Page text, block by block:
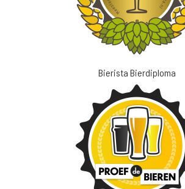
Bierista Bierdiploma